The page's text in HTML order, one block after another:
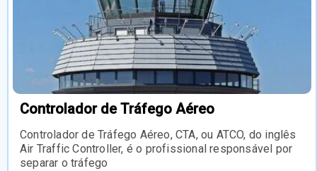
Controlador de Tráfego Aéreo
Controlador de Tráfego Aéreo, CTA, ou ATCO, do inglês
Air Traffic Controller, é o profissional responsável por
separar o tráfego